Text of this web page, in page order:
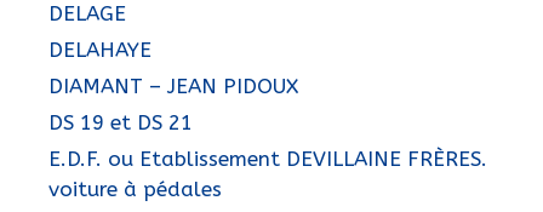
DELAGE
DELAHAYE
DIAMANT – JEAN PIDOUX
DS 19 et DS 21
E.D.F. ou Etablissement DEVILLAINE FRÈRES.
voiture à pédales